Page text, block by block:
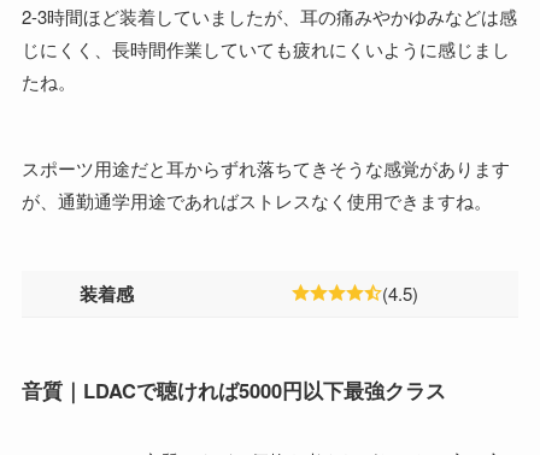
2-3時間ほど装着していましたが、耳の痛みやかゆみなどは感
じにくく、長時間作業していても疲れにくいように感じまし
たね。
スポーツ用途だと耳からずれ落ちてきそうな感覚があります
が、通勤通学用途であればストレスなく使用できますね。
装着感 (4.5)
音質｜LDACで聴ければ5000円以下最強クラス